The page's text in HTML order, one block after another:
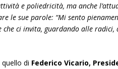
e poliedricità, ma anche
le sue parole: “Mi sento
che ci invita, guardando alle
di Federico Vicario,